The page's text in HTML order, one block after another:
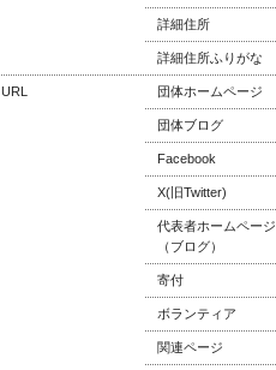
詳細住所
詳細住所ふりがな
URL 団体ホームページ
団体ブログ
Facebook
X(旧Twitter)
代表者ホームページ
（ブログ）
寄付
ボランティア
関連ページ